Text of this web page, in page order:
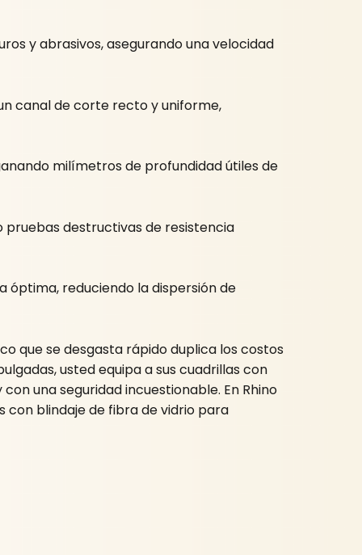
y abrasivos, asegurando una velocidad
canal de corte recto y uniforme,
milímetros de profundidad útiles de
pruebas destructivas de resistencia
óptima, reduciendo la dispersión de
que se desgasta rápido duplica los costos
usted equipa a sus cuadrillas con
una seguridad incuestionable. En Rhino
con blindaje de fibra de vidrio para